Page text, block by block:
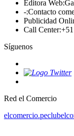
Editora Web:
-:Contacto
Publicidad
Call Center:
Síguenos
Red el Comercio
elcomercio.pe